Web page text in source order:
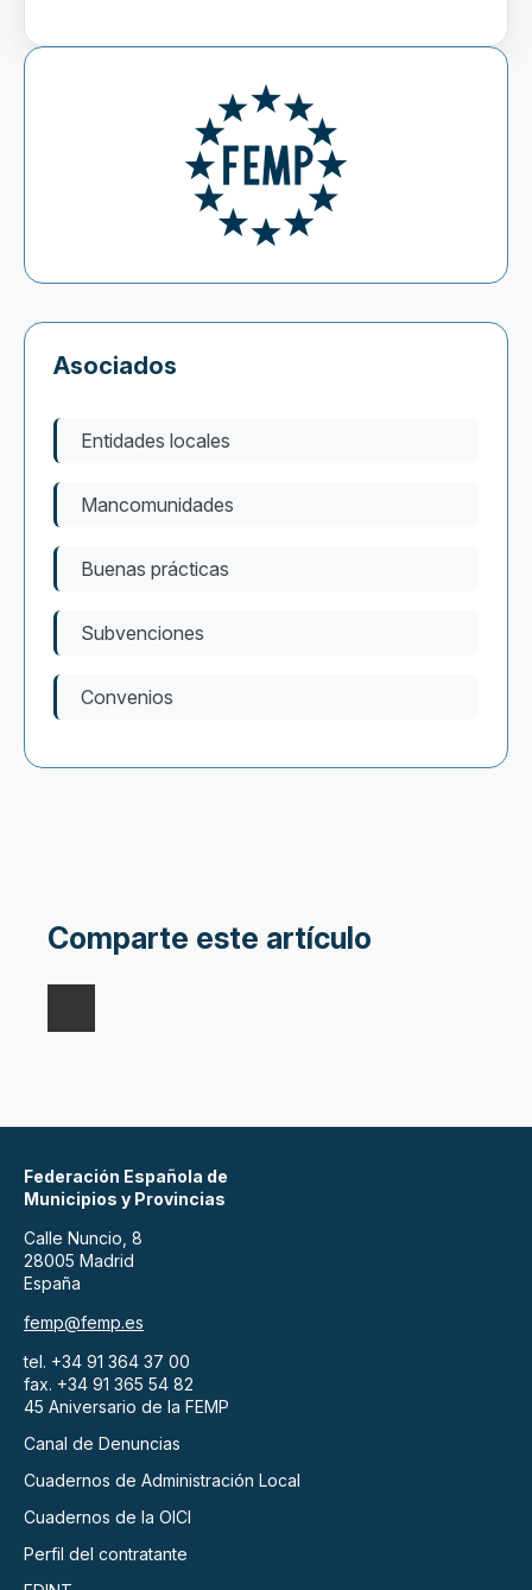
Asociados
Entidades locales
Mancomunidades
Buenas prácticas
Subvenciones
Convenios
Comparte este artículo
Federación Española de
Municipios y Provincias
Calle Nuncio, 8
28005 Madrid
España
femp@femp.es
tel. +34 91 364 37 00
fax. +34 91 365 54 82
45 Aniversario de la FEMP
Canal de Denuncias
Cuadernos de Administración Local
Cuadernos de la OICI
Perfil del contratante